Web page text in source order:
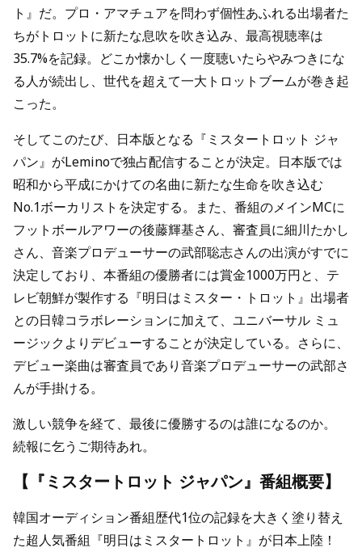
ト』だ。プロ・アマチュアを問わず個性あふれる出場者た
ちがトロットに新たな息吹を吹き込み、最高視聴率は
35.7%を記録。どこか懐かしく一度聴いたらやみつきにな
る人が続出し、世代を超えて一大トロットブームが巻き起
こった。
そしてこのたび、日本版となる『ミスタートロット ジャ
パン』がLeminoで独占配信することが決定。日本版では
昭和から平成にかけての名曲に新たな生命を吹き込む
No.1ボーカリストを決定する。また、番組のメインMCに
フットボールアワーの後藤輝基さん、審査員に細川たかし
さん、音楽プロデューサーの武部聡志さんの出演がすでに
決定しており、本番組の優勝者には賞金1000万円と、テ
レビ朝鮮が製作する『明日はミスター・トロット』出場者
との日韓コラボレーションに加えて、ユニバーサル ミュ
ージックよりデビューすることが決定している。さらに、
デビュー楽曲は審査員であり音楽プロデューサーの武部さ
んが手掛ける。
激しい競争を経て、最後に優勝するのは誰になるのか。
続報に乞うご期待あれ。
【『ミスタートロット ジャパン』番組概要】
韓国オーディション番組歴代1位の記録を大きく塗り替え
た超人気番組『明日はミスタートロット』が日本上陸！